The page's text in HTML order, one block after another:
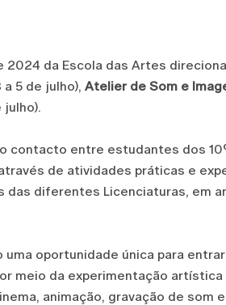
2024 da Escola das Artes
a 5 de julho), Atelier de Som e
julho).
contacto entre estudantes dos
de atividades práticas e
das diferentes Licenciaturas, em
oportunidade única para
meio da experimentação artística
animação, gravação de som